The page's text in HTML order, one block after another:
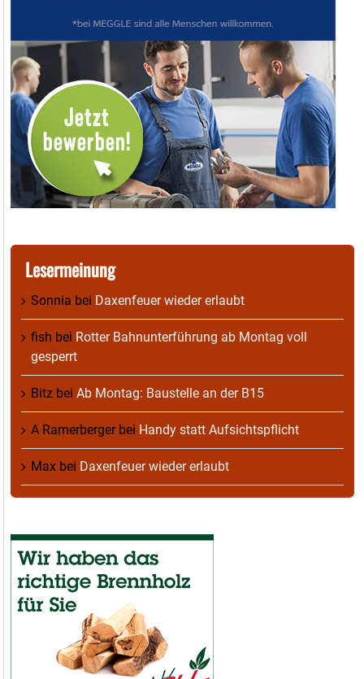
Lesermeinung
Sonnia bei Daxenfeuer wieder erlaubt
fish bei Rotter Bahnunterführung ab Montag voll
gesperrt
Bitz bei Ab Montag: Baustelle an der B15
A Ramerbergerbei Handy statt Aufsichtspflicht
Max bei Daxenfeuer wieder erlaubt